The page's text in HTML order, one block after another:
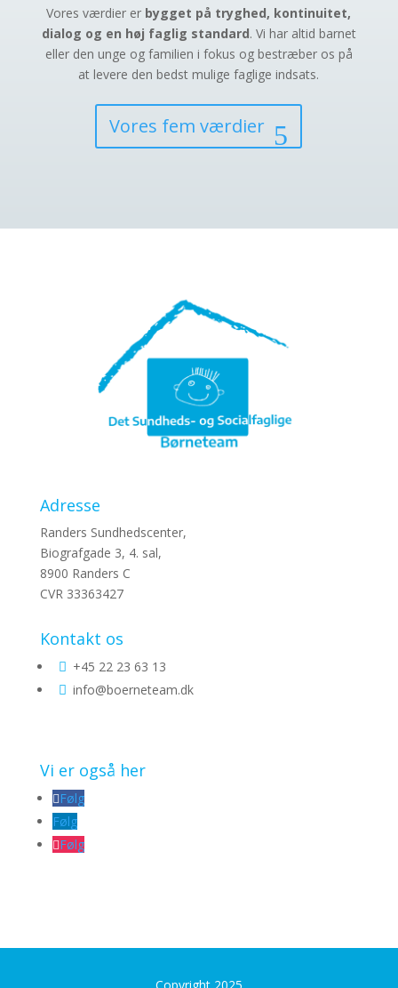
Vores værdier er bygget på tryghed, kontinuitet,
dialog og en høj faglig standard. Vi har altid barnet
eller den unge og familien i fokus og bestræber os på
at levere den bedst mulige faglige indsats.
Vores fem værdier
Adresse
Randers Sundhedscenter,
Biografgade 3, 4. sal,
8900 Randers C
CVR 33363427
Kontakt os
 +45 22 23 63 13
 info@boerneteam.dk
Vi er også her
Følg
Følg
Følg